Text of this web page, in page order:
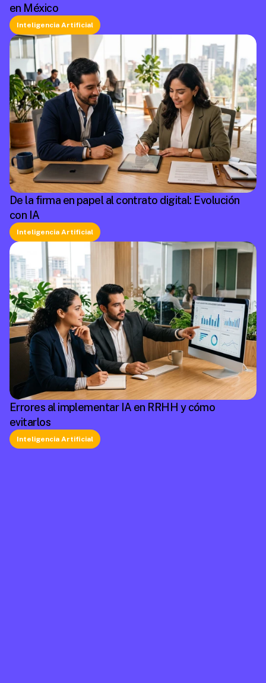
en México
Inteligencia Artificial
De la firma en papel al contrato digital: Evolución
con IA
Inteligencia Artificial
Errores al implementar IA en RRHH y cómo
evitarlos
Inteligencia Artificial